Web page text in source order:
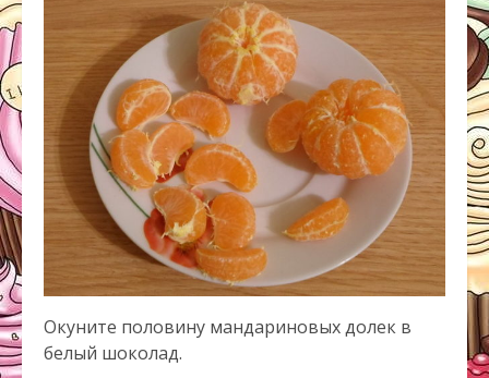
Окуните половину мандариновых долек в
белый шоколад.